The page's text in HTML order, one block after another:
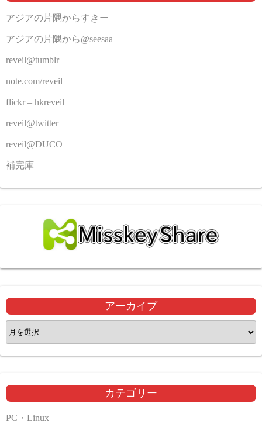
アジアの片隅からすきー
アジアの片隅から@seesaa
reveil@tumblr
note.com/reveil
flickr – hkreveil
reveil@twitter
reveil@DUCO
補完庫
アーカイブ
ア
ー
カ
ブ
カテゴリー
PC・Linux